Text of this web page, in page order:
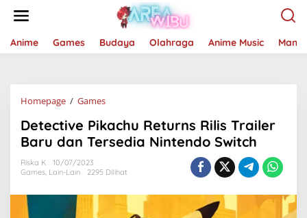
Anime Games Budaya Olahraga Anime Music
Homepage / GamesDetective
Returns
Rilis
Trailer
dan
Nintendo
Switch
Detective Pikachu Returns Rilis Trailer
Baru dan Tersedia Nintendo Switch
Riska K
10/07/2023
Games, Lain-Lain 2295 Dilihat